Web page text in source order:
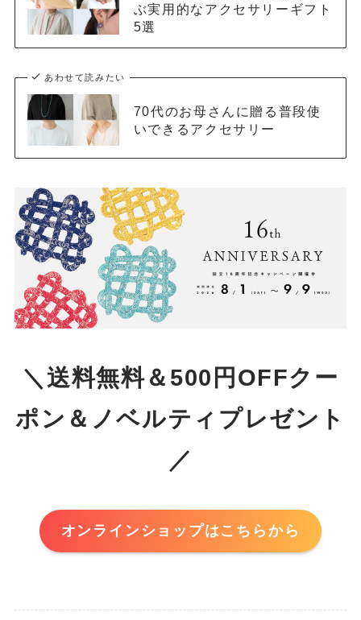
ぶ実用的なアクセサリーギフト
5選
あわせて読みたい
70代のお母さんに贈る普段使
いできるアクセサリー
＼送料無料＆500円OFFクー
ポン＆ノベルティプレゼント
／
オンラインショップはこちらから